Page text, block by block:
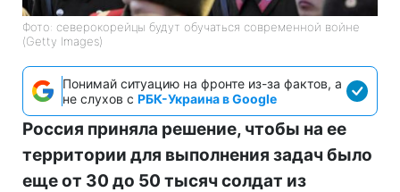
Фото: северокорейцы будут обучаться современной войне
(Getty Images)
Понимай ситуацию на фронте из-за фактов, а
не слухов с РБК-Украина в Google
Россия приняла решение, чтобы на ее
территории для выполнения задач было
еще от 30 до 50 тысяч солдат из